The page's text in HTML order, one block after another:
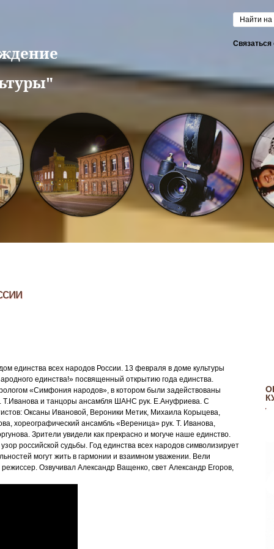
единства всех народов России. 13 февраля в доме культуры
единства!» посвященный открытию года единства.
«Симфония народов», в котором были задействованы
Т.Иванова и танцоры ансамбля ШАНС рук. Е.Ануфриева. С
Оксаны Ивановой, Вероники Метик, Михаила Корыцева,
хореографический ансамбль «Вереница» рук. Т. Иванова,
Зрители увидели как прекрасно и могуче наше единство.
российской судьбы. Год единства всех народов символизирует
могут жить в гармонии и взаимном уважении. Вели
Озвучивал Александр Ващенко, свет Александр Егоров,